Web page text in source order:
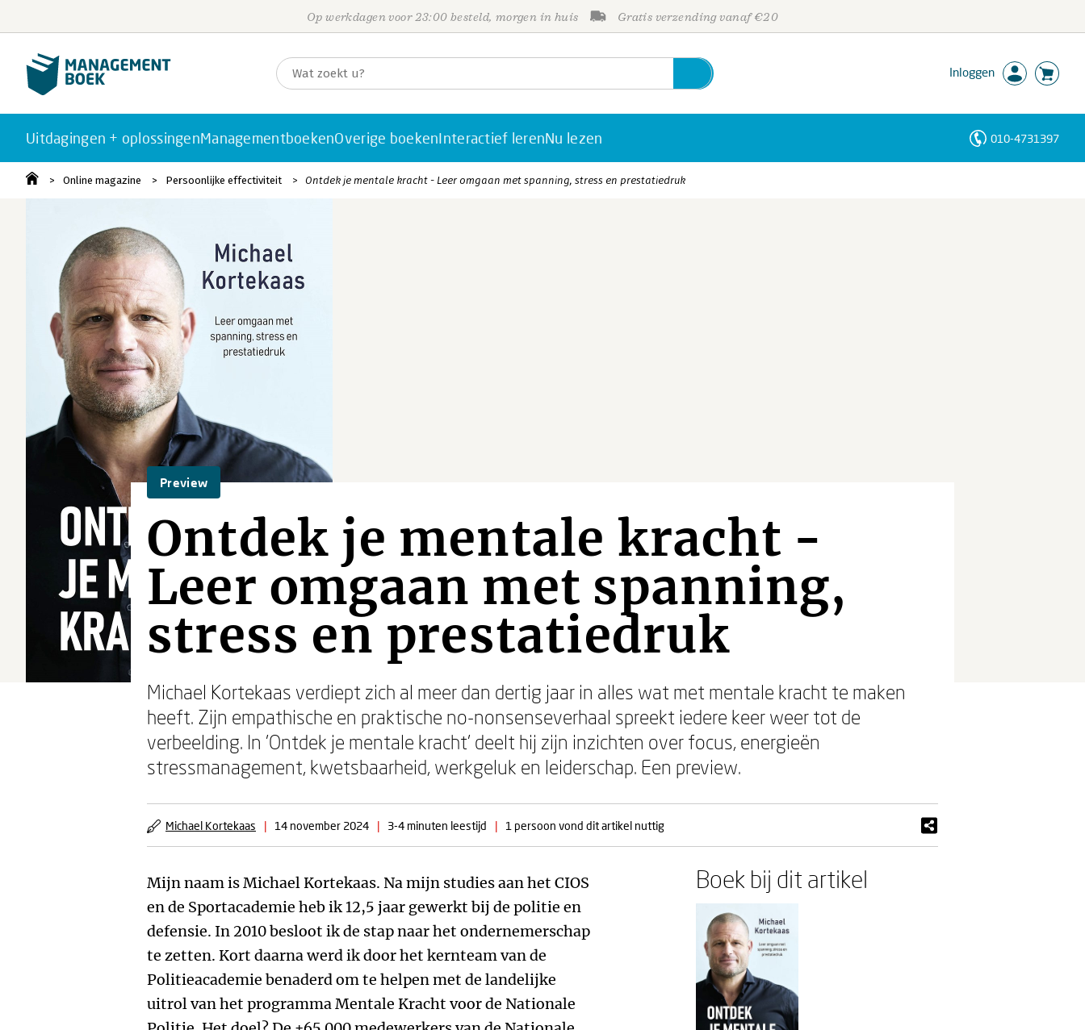
Op werkdagen voor 23:00 besteld, morgen in huis Gratis verzending vanaf €20
Inloggen
Uitdagingen + oplossingenManagementboekenOverige boekenInteractief lerenNu lezen 010-4731397
Online magazine Persoonlijke effectiviteit Ontdek je mentale kracht - Leer omgaan met spanning, stress en prestatiedruk
Preview
Ontdek je mentale kracht -
Leer omgaan met spanning,
stress en prestatiedruk
Michael Kortekaas verdiept zich al meer dan dertig jaar in alles wat met mentale kracht te maken
heeft. Zijn empathische en praktische no-nonsenseverhaal spreekt iedere keer weer tot de
verbeelding. In 'Ontdek je mentale kracht' deelt hij zijn inzichten over focus, energieën
stressmanagement, kwetsbaarheid, werkgeluk en leiderschap. Een preview.
Michael Kortekaas | 14 november 2024 | 3-4 minuten leestijd | 1 persoon vond dit artikel nuttig
Mijn naam is Michael Kortekaas. Na mijn studies aan het CIOS
en de Sportacademie heb ik 12,5 jaar gewerkt bij de politie en
defensie. In 2010 besloot ik de stap naar het ondernemerschap
te zetten. Kort daarna werd ik door het kernteam van de
Politieacademie benaderd om te helpen met de landelijke
uitrol van het programma Mentale Kracht voor de Nationale
Boek bij dit artikel
Personen